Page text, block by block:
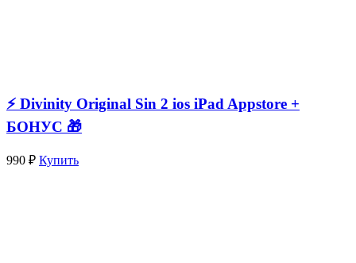
⚡️ Divinity Original Sin 2 ios iPad Appstore +
БОНУС 🎁
990 ₽ Купить